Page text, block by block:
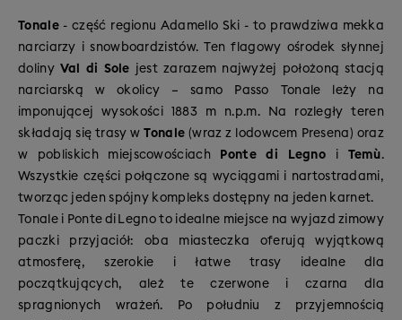
Tonale- część regionu Adamello Ski - to prawdziwa mekka
narciarzy i snowboardzistów. Ten flagowy ośrodek słynnej
doliny Val di Sole jest zarazem najwyżej położoną stacją
narciarską w okolicy – samo Passo Tonale leży na
imponującej wysokości 1883 m n.p.m. Na rozległy teren
składają się trasy wTonale (wraz z lodowcem Presena) oraz
w pobliskich miejscowościach
Ponte di Legno i Temù.
Wszystkie części połączone są wyciągami i nartostradami,
tworząc jeden spójny kompleks dostępny na jeden karnet.
Tonale i Ponte di Legno to idealne miejsce na wyjazd zimowy
paczki przyjaciół: oba miasteczka oferują wyjątkową
atmosferę, szerokie i łatwe trasy idealne dla
początkujących, ależ te czerwone i czarna dla
spragnionych wrażeń. Po południu z przyjemnością